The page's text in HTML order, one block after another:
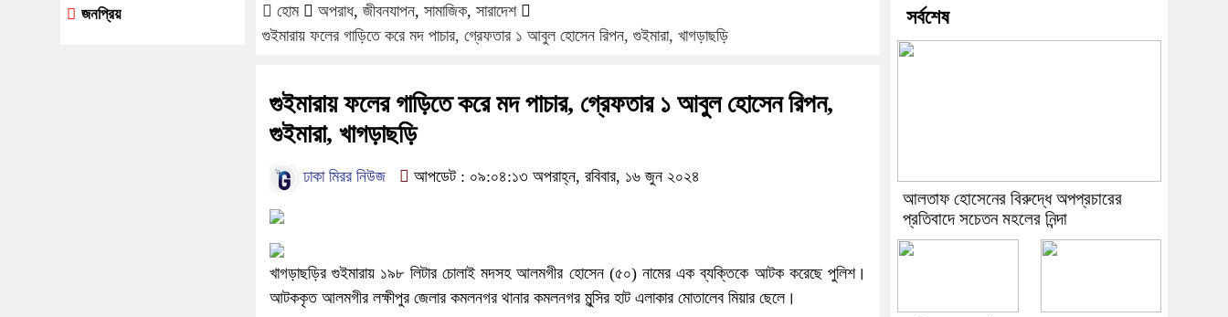
হোম অপরাধ, জীবনযাপন, সামাজিক, সারাদেশ
গুইমারায় ফলের গাড়িতে করে মদ পাচার, গ্রেফতার ১ আবুল হোসেন রিপন, গুইমারা, খাগড়াছড়ি
গুইমারায় ফলের গাড়িতে করে মদ পাচার, গ্রেফতার ১ আবুল হোসেন রিপন,
গুইমারা, খাগড়াছড়ি
ঢাকা মিরর নিউজ আপডেট : ০৯:০৪:১৩ অপরাহ্ন, রবিবার, ১৬ জুন ২০২৪
খাগড়াছড়ির গুইমারায় ১৯৮ লিটার চোলাই মদসহ আলমগীর হোসেন (৫০) নামের এক ব্যক্তিকে আটক করেছে পুলিশ।
আটককৃত আলমগীর লক্ষীপুর জেলার কমলনগর থানার কমলনগর মুন্সির হাট এলাকার মোতালেব মিয়ার ছেলে।
জনপ্রিয় সর্বশেষ
আলতাফ হোসেনের বিরুদ্ধে অপপ্রচারের
প্রতিবাদে সচেতন মহলের নিন্দা